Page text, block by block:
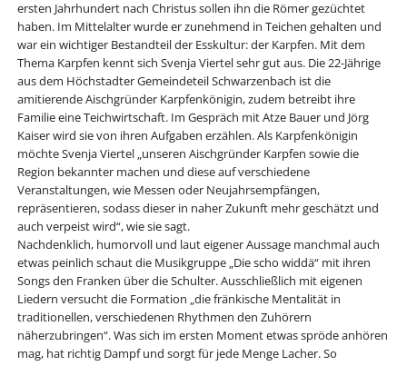
ersten Jahrhundert nach Christus sollen ihn die Römer gezüchtet
haben. Im Mittelalter wurde er zunehmend in Teichen gehalten und
war ein wichtiger Bestandteil der Esskultur: der Karpfen. Mit dem
Thema Karpfen kennt sich Svenja Viertel sehr gut aus. Die 22-Jährige
aus dem Höchstadter Gemeindeteil Schwarzenbach ist die
amitierende Aischgründer Karpfenkönigin, zudem betreibt ihre
Familie eine Teichwirtschaft. Im Gespräch mit Atze Bauer und Jörg
Kaiser wird sie von ihren Aufgaben erzählen. Als Karpfenkönigin
möchte Svenja Viertel „unseren Aischgründer Karpfen sowie die
Region bekannter machen und diese auf verschiedene
Veranstaltungen, wie Messen oder Neujahrsempfängen,
repräsentieren, sodass dieser in naher Zukunft mehr geschätzt und
auch verpeist wird“, wie sie sagt.
Nachdenklich, humorvoll und laut eigener Aussage manchmal auch
etwas peinlich schaut die Musikgruppe „Die scho widdä“ mit ihren
Songs den Franken über die Schulter. Ausschließlich mit eigenen
Liedern versucht die Formation „die fränkische Mentalität in
traditionellen, verschiedenen Rhythmen den Zuhörern
näherzubringen“. Was sich im ersten Moment etwas spröde anhören
mag, hat richtig Dampf und sorgt für jede Menge Lacher. So